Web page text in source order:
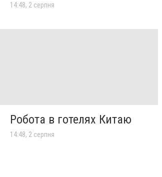
14:48, 2 серпня
Робота в готелях Китаю
14:48, 2 серпня